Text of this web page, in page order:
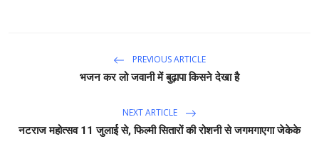
PREVIOUS ARTICLE
भजन कर लो जवानी में बुढ़ापा किसने देखा है
NEXT ARTICLE
नटराज महोत्सव 11 जुलाई से, फिल्मी सितारों की रोशनी से जगमगाएगा जेकेके